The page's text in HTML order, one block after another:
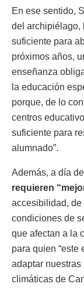
En ese sentido,
del archipiélago,
suficiente para
próximos años,
enseñanza
la educación
porque, de lo
centros
suficiente para
alumnado”.
Además, a día
requieren
accesibilidad,
condiciones de
que afectan a la
para quien “este
adaptar
climáticas de